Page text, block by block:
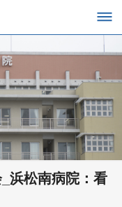
浜松南病院：看